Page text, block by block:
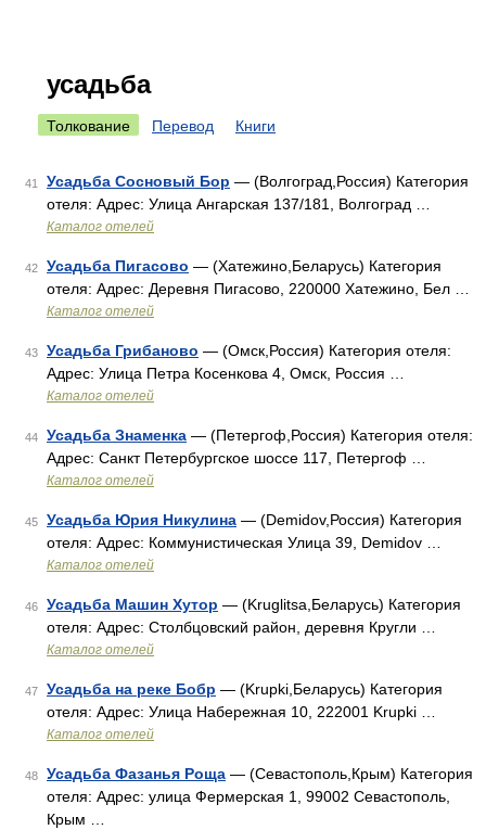
усадьба
Толкование Перевод Книги
41 Усадьба Сосновый Бор — (Волгоград,Россия) Категория
отеля: Адрес: Улица Ангарская 137/181, Волгоград …
Каталог отелей
42 Усадьба Пигасово — (Хатежино,Беларусь) Категория
отеля: Адрес: Деревня Пигасово, 220000 Хатежино, Бел …
Каталог отелей
43 Усадьба Грибаново — (Омск,Россия) Категория отеля:
Адрес: Улица Петра Косенкова 4, Омск, Россия …
Каталог отелей
44 Усадьба Знаменка — (Петергоф,Россия) Категория отеля:
Адрес: Санкт Петербургское шоссе 117, Петергоф …
Каталог отелей
45 Усадьба Юрия Никулина — (Demidov,Россия) Категория
отеля: Адрес: Коммунистическая Улица 39, Demidov …
Каталог отелей
46 Усадьба Машин Хутор — (Kruglitsa,Беларусь) Категория
отеля: Адрес: Столбцовский район, деревня Кругли …
Каталог отелей
47 Усадьба на реке Бобр — (Krupki,Беларусь) Категория
отеля: Адрес: Улица Набережная 10, 222001 Krupki …
Каталог отелей
48 Усадьба Фазанья Роща — (Севастополь,Крым) Категория
отеля: Адрес: улица Фермерская 1, 99002 Севастополь,
Крым …